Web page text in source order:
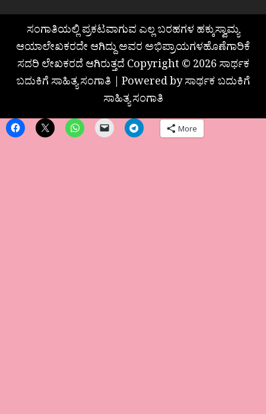
ಸಂಗಾತಿಯಲ್ಲಿ ಪ್ರಕಟವಾಗುವ ಎಲ್ಲ ಬರಹಗಳ ಹಕ್ಕುಸ್ವಾಮ್ಯ
ಆಯಾಲೇಖಕರದೇ ಆಗಿದ್ದು ಅವರ ಅಭಿಪ್ರಾಯಗಳಹೊಣೆಗಾರಿಕೆ
ಸದರಿ ಲೇಖಕರದೆ ಆಗಿರುತ್ತದೆ Copyright © 2026 ಸಾರ್ಥಕ
ಬದುಕಿಗೆ ಸಾಹಿತ್ಯ ಸಂಗಾತಿ | Powered by ಸಾರ್ಥಕ ಬದುಕಿಗೆ
ಸಾಹಿತ್ಯ ಸಂಗಾತಿ
More